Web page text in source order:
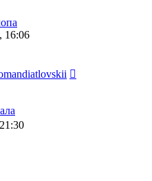
16:06